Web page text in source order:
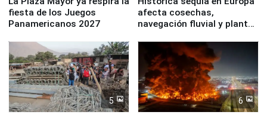
fiesta de los Juegos
Panamericanos 2027
afecta cosechas,
navegación fluvial y plantas
5 6